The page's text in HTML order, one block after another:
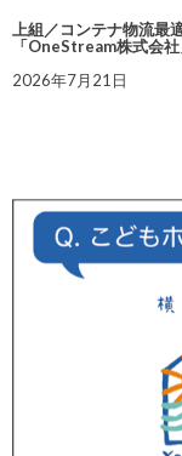
上組／コンテナ物流最
「OneStream株式会
2026年7月21日